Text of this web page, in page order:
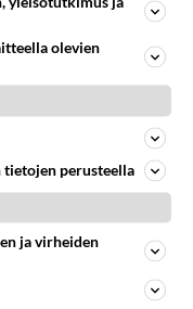
oikeudet, sanoa
vain
tulee esto
pörssiherrojen
rajattomat
Kommentoi
olevien
perusteella
ja virheiden